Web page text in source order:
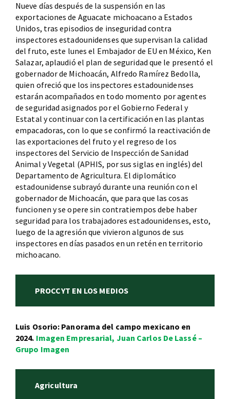
Nueve días después de la suspensión en las
exportaciones de Aguacate michoacano a Estados
Unidos, tras episodios de inseguridad contra
inspectores estadounidenses que supervisan la calidad
del fruto, este lunes el Embajador de EU en México, Ken
Salazar, aplaudió el plan de seguridad que le presentó el
gobernador de Michoacán, Alfredo Ramírez Bedolla,
quien ofreció que los inspectores estadounidenses
estarán acompañados en todo momento por agentes
de seguridad asignados por el Gobierno Federal y
Estatal y continuar con la certificación en las plantas
empacadoras, con lo que se confirmó la reactivación de
las exportaciones del fruto y el regreso de los
inspectores del Servicio de Inspección de Sanidad
Animal y Vegetal (APHIS, por sus siglas en inglés) del
Departamento de Agricultura. El diplomático
estadounidense subrayó durante una reunión con el
gobernador de Michoacán, que para que las cosas
funcionen y se opere sin contratiempos debe haber
seguridad para los trabajadores estadounidenses, esto,
luego de la agresión que vivieron algunos de sus
inspectores en días pasados en un retén en territorio
michoacano.
PROCCYT EN LOS MEDIOS
Luis Osorio: Panorama del campo mexicano en
2024. Imagen Empresarial, Juan Carlos De Lassé –
Grupo Imagen
Agricultura